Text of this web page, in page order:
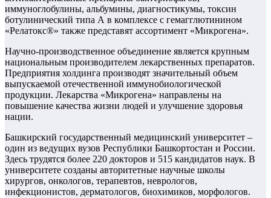
иммуноглобулины, альбумины, диагностикумы, токсин
ботулинический типа А в комплексе с гемагглютинином
«Релатокс®» также представят ассортимент «Микрогена».
Научно-производственное объединение является крупным
национальным производителем лекарственных препаратов.
Предприятия холдинга производят значительный объем
выпускаемой отечественной иммунобиологической
продукции. Лекарства «Микрогена» направлены на
повышение качества жизни людей и улучшение здоровья
нации.
Башкирский государственный медицинский университет –
один из ведущих вузов Республики Башкортостан и России.
Здесь трудятся более 220 докторов и 515 кандидатов наук. В
университете созданы авторитетные научные школы
хирургов, онкологов, терапевтов, неврологов,
инфекционистов, дерматологов, биохимиков, морфологов.